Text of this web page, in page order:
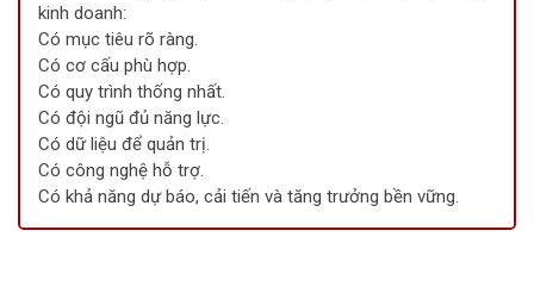
kinh doanh:
Có mục tiêu rõ ràng.
Có cơ cấu phù hợp.
Có quy trình thống nhất.
Có đội ngũ đủ năng lực.
Có dữ liệu để quản trị.
Có công nghệ hỗ trợ.
Có khả năng dự báo, cải tiến và tăng trưởng bền vững.